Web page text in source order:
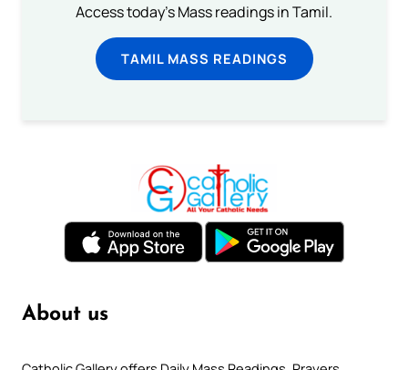
Access today's Mass readings in Tamil.
TAMIL MASS READINGS
About us